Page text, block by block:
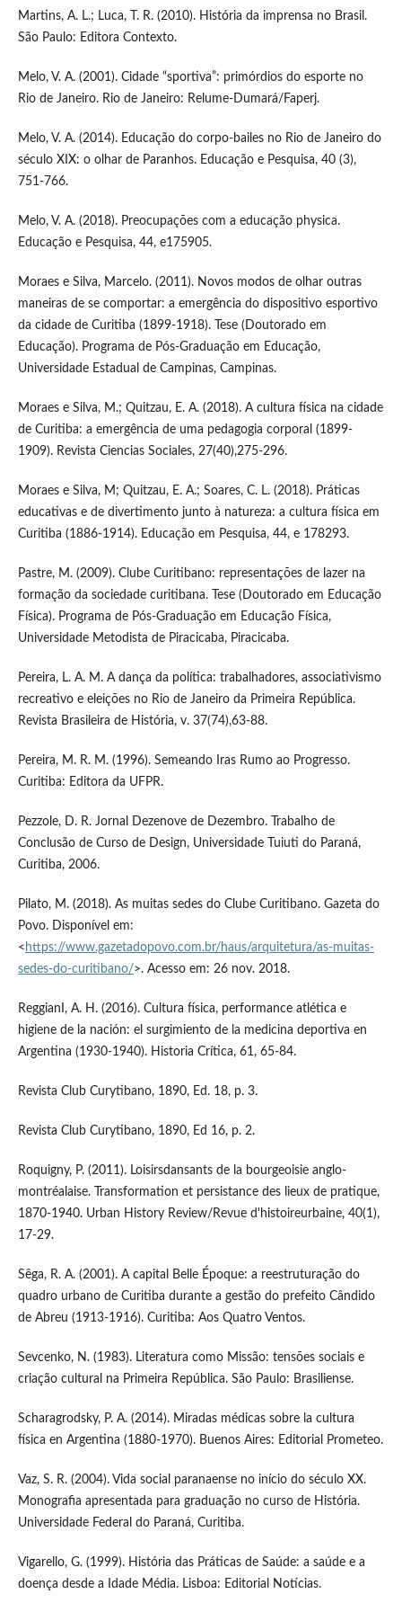
Martins, A. L.; Luca, T. R. (2010). História da imprensa no Brasil.
São Paulo: Editora Contexto.
Melo, V. A. (2001). Cidade “sportiva”: primórdios do esporte no
Rio de Janeiro. Rio de Janeiro: Relume-Dumará/Faperj.
Melo, V. A. (2014). Educação do corpo-bailes no Rio de Janeiro do
século XIX: o olhar de Paranhos. Educação e Pesquisa, 40 (3),
751-766.
Melo, V. A. (2018). Preocupações com a educação physica.
Educação e Pesquisa, 44, e175905.
Moraes e Silva, Marcelo. (2011). Novos modos de olhar outras
maneiras de se comportar: a emergência do dispositivo esportivo
da cidade de Curitiba (1899-1918). Tese (Doutorado em
Educação). Programa de Pós-Graduação em Educação,
Universidade Estadual de Campinas, Campinas.
Moraes e Silva, M.; Quitzau, E. A. (2018). A cultura física na cidade
de Curitiba: a emergência de uma pedagogia corporal (1899-
1909). Revista Ciencias Sociales, 27(40),275-296.
Moraes e Silva, M; Quitzau, E. A.; Soares, C. L. (2018). Práticas
educativas e de divertimento junto à natureza: a cultura física em
Curitiba (1886-1914). Educação em Pesquisa, 44, e 178293.
Pastre, M. (2009). Clube Curitibano: representações de lazer na
formação da sociedade curitibana. Tese (Doutorado em Educação
Física). Programa de Pós-Graduação em Educação Física,
Universidade Metodista de Piracicaba, Piracicaba.
Pereira, L. A. M. A dança da política: trabalhadores, associativismo
recreativo e eleições no Rio de Janeiro da Primeira República.
Revista Brasileira de História, v. 37(74),63-88.
Pereira, M. R. M. (1996). Semeando Iras Rumo ao Progresso.
Curitiba: Editora da UFPR.
Pezzole, D. R. Jornal Dezenove de Dezembro. Trabalho de
Conclusão de Curso de Design, Universidade Tuiuti do Paraná,
Curitiba, 2006.
Pilato, M. (2018). As muitas sedes do Clube Curitibano. Gazeta do
Povo. Disponível em:
< https://www.gazetadopovo.com.br/haus/arquitetura/as-muitas-
sedes-do-curitibano/>. Acesso em: 26 nov. 2018.
ReggianI, A. H. (2016). Cultura física, performance atlética e
higiene de la nación: el surgimiento de la medicina deportiva en
Argentina (1930-1940). Historia Crítica, 61, 65-84.
Revista Club Curytibano, 1890, Ed. 18, p. 3.
Revista Club Curytibano, 1890, Ed 16, p. 2.
Roquigny, P. (2011). Loisirsdansants de la bourgeoisie anglo-
montréalaise. Transformation et persistance des lieux de pratique,
1870-1940. Urban History Review/Revue d'histoireurbaine, 40(1),
17-29.
Sêga, R. A. (2001). A capital Belle Époque: a reestruturação do
quadro urbano de Curitiba durante a gestão do prefeito Cândido
de Abreu (1913-1916). Curitiba: Aos Quatro Ventos.
Sevcenko, N. (1983). Literatura como Missão: tensões sociais e
criação cultural na Primeira República. São Paulo: Brasiliense.
Scharagrodsky, P. A. (2014). Miradas médicas sobre la cultura
física en Argentina (1880-1970). Buenos Aires: Editorial Prometeo.
Vaz, S. R. (2004). Vida social paranaense no início do século XX.
Monografia apresentada para graduação no curso de História.
Universidade Federal do Paraná, Curitiba.
Vigarello, G. (1999). História das Práticas de Saúde: a saúde e a
doença desde a Idade Média. Lisboa: Editorial Notícias.